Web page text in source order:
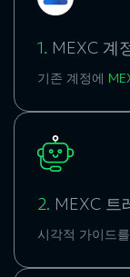
1. MEXC 계
기존 계정에
2. MEXC 트
시각적 가이드